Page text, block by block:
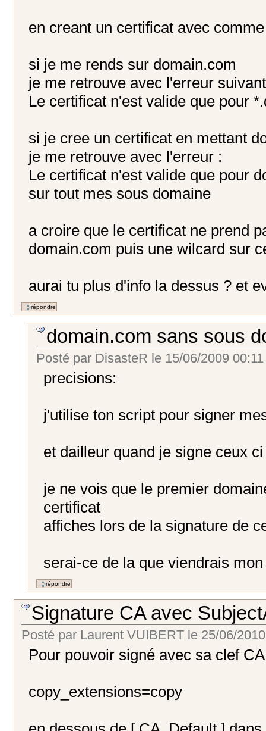
en creant un certificat avec
si je me rends sur domain.com
je me retrouve avec l'erreur
Le certificat n'est valide que pour
si je cree un certificat en mettant
je me retrouve avec l'erreur :
Le certificat n'est valide que pour
sur tout mes sous domaine
a croire que le certificat ne prend
domain.com puis une wilcard sur
aurai tu plus d'info la dessus ? et
domain.com sans sous
Posté par DisasteR le15/06/2009 00:11
precisions:
j'utilise ton script pour signer
et dailleur quand je signe ceux ci
je ne vois que le premier
certificat
affiches lors de la signature de
serai-ce de la que viendrais
Signature CA avec
Posté par Laurent VUIBERT le 25/06/
Pour pouvoir signé avec sa clef
copy_extensions=copy